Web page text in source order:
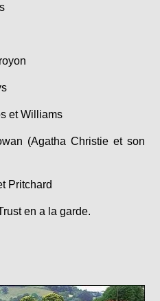
et Williams
(Agatha Christie et son
Pritchard
en a la garde.